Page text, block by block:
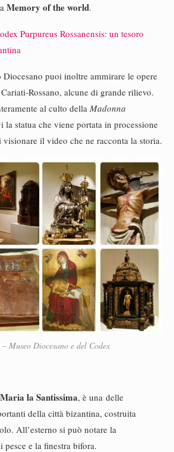
Memory of the world.
Purpureus Rossanensis: un tesoro
puoi inoltre ammirare le opere
Rossano, alcune di grande rilievo.
al culto della Madonna
la statua che viene portata in processione
visionare il video che ne racconta la storia.
– Museo Diocesano e del Codex
Maria la Santissima, è una delle
della città bizantina, costruita
All’esterno si può notare la
pesce e la finestra bifora.